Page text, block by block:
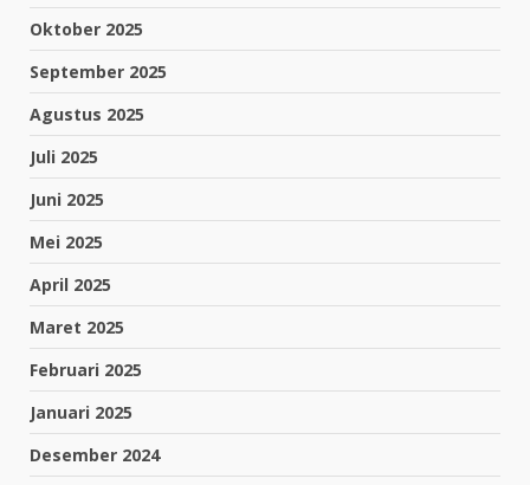
Oktober 2025
September 2025
Agustus 2025
Juli 2025
Juni 2025
Mei 2025
April 2025
Maret 2025
Februari 2025
Januari 2025
Desember 2024